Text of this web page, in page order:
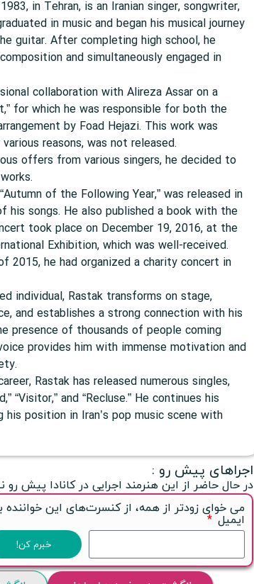
in Tehran, is an Iranian singer, songwriter,
in music and began his musical journey
guitar. After completing high school, he
and simultaneously engaged in
collaboration with Alireza Assar on a
for which he was responsible for both the
by Foad Hejazi. This work was
reasons, was not released.
offers from various singers, he decided to
of the Following Year,” was released in
his songs. He also published a book with the
took place on December 19, 2016, at the
Exhibition, which was well-received.
2015, he had organized a charity concert in
individual, Rastak transforms on stage,
and establishes a strong connection with his
presence of thousands of people coming
provides him with immense motivation and
Rastak has released numerous singles,
“Visitor,” and “Recluse.” He continues his
position in Iran’s pop music scene with
اجراهای پیش رو :
در حال حاضر از این هنرمند اجرایی در کانادا پیش
می خوای زودتر از همه، از کنسرت‌های این خواننده
ایمیل
خبرم کن!